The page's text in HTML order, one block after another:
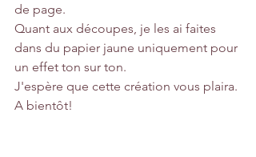
de page.
Quant aux découpes, je les ai faites
dans du papier jaune uniquement pour
un effet ton sur ton.
J'espère que cette création vous plaira.
A bientôt!